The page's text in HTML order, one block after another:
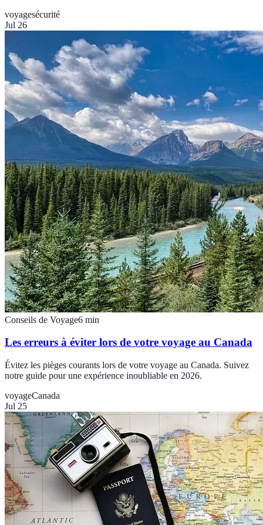
voyagesécurité
Jul 26
Conseils de Voyage6 min
Les erreurs à éviter lors de votre voyage au Canada
Évitez les pièges courants lors de votre voyage au Canada. Suivez
notre guide pour une expérience inoubliable en 2026.
voyageCanada
Jul 25